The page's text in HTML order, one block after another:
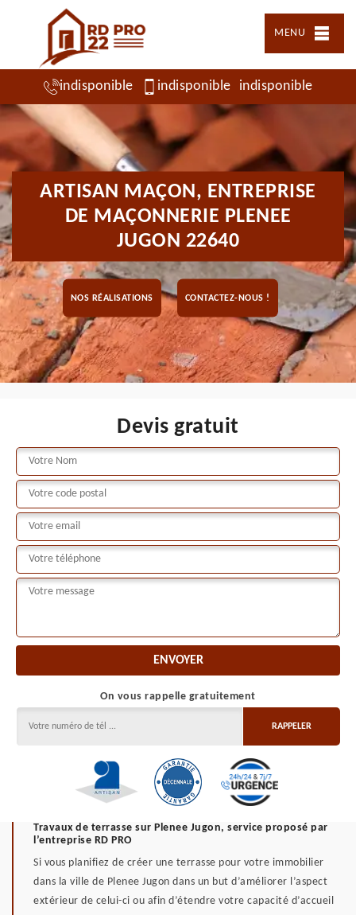
MENU
indisponible indisponible indisponible
ARTISAN MAÇON, ENTREPRISE
DE MAÇONNERIE PLENEE
JUGON 22640
NOS RÉALISATIONS CONTACTEZ-NOUS !
Devis gratuit
On vous rappelle gratuitement
Travaux de terrasse sur Plenee Jugon, service proposé par
l’entreprise RD PRO
Si vous planifiez de créer une terrasse pour votre immobilier
dans la ville de Plenee Jugon dans un but d’améliorer l’aspect
extérieur de celui-ci ou afin d’étendre votre capacité d’accueil